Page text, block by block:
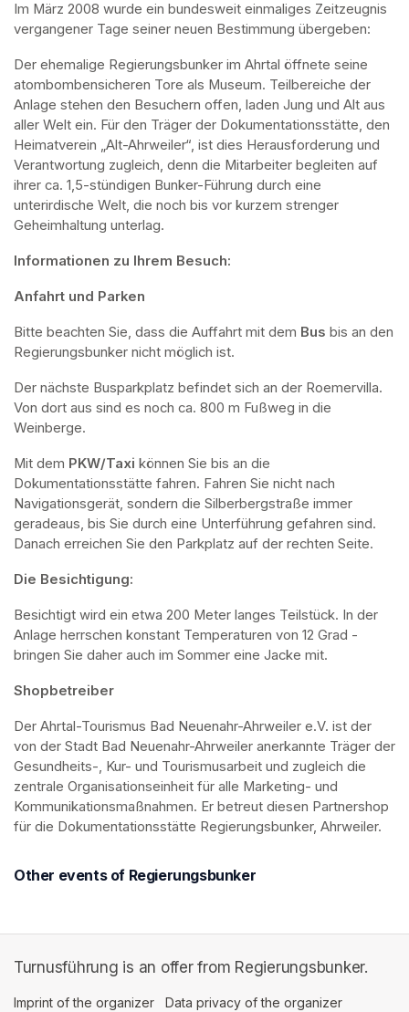
Im März 2008 wurde ein bundesweit einmaliges Zeitzeugnis
vergangener Tage seiner neuen Bestimmung übergeben:
Der ehemalige Regierungsbunker im Ahrtal öffnete seine
atombombensicheren Tore als Museum. Teilbereiche der
Anlage stehen den Besuchern offen, laden Jung und Alt aus
aller Welt ein. Für den Träger der Dokumentationsstätte, den
Heimatverein „Alt-Ahrweiler“, ist dies Herausforderung und
Verantwortung zugleich, denn die Mitarbeiter begleiten auf
ihrer ca. 1,5-stündigen Bunker-Führung durch eine
unterirdische Welt, die noch bis vor kurzem strenger
Geheimhaltung unterlag.
Informationen zu Ihrem Besuch:
Anfahrt und Parken
Bitte beachten Sie, dass die Auffahrt mit dem Bus bis an den
Regierungsbunker nicht möglich ist.
Der nächste Busparkplatz befindet sich an der Roemervilla.
Von dort aus sind es noch ca. 800 m Fußweg in die
Weinberge.
Mit dem PKW/Taxi können Sie bis an die
Dokumentationsstätte fahren. Fahren Sie nicht nach
Navigationsgerät, sondern die Silberbergstraße immer
geradeaus, bis Sie durch eine Unterführung gefahren sind.
Danach erreichen Sie den Parkplatz auf der rechten Seite.
Die Besichtigung:
Besichtigt wird ein etwa 200 Meter langes Teilstück. In der
Anlage herrschen konstant Temperaturen von 12 Grad -
bringen Sie daher auch im Sommer eine Jacke mit.
Shopbetreiber
Der Ahrtal-Tourismus Bad Neuenahr-Ahrweiler e.V. ist der
von der Stadt Bad Neuenahr-Ahrweiler anerkannte Träger der
Gesundheits-, Kur- und Tourismusarbeit und zugleich die
zentrale Organisationseinheit für alle Marketing- und
Kommunikationsmaßnahmen. Er betreut diesen Partnershop
für die Dokumentationsstätte Regierungsbunker, Ahrweiler.
Other events of Regierungsbunker
Turnusführung is an offer from Regierungsbunker.
Imprint of the organizer (opens in a new tab)
Data privacy of the organizer